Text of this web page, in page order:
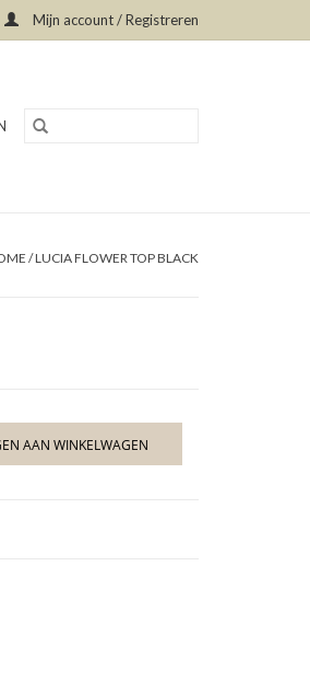
Mijn account / Registreren
/LUCIA FLOWER TOP BLACK
AAN WINKELWAGEN